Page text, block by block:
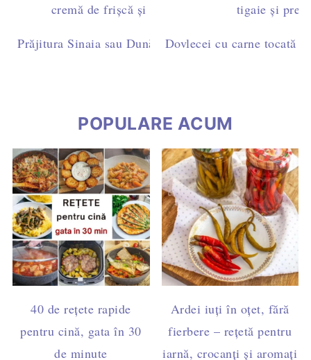
Prăjitura Sinaia sau Dunăreana cu pandișpan
Dovlecei cu carne tocată
POPULARE ACUM
40 de rețete rapide
pentru cină, gata în 30
de minute
Ardei iuți în oțet, fără
fierbere – rețetă pentru
iarnă, crocanți și aromați